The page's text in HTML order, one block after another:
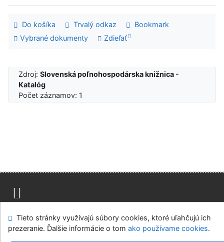
Do košíka Trvalý odkaz
Bookmark
Vybrané dokumenty
Zdieľať
Zdroj:Slovenská poľnohospodárska knižnica -
Katalóg
Počet záznamov: 1
Modul OpenSearch
Napíšte nám Nastavenie cookies
Tieto stránky využívajú súbory cookies, ktoré uľahčujú ich
prezeranie. Ďalšie informácie o tom ako používame cookies.